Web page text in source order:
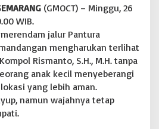
(GMOCT) – Minggu, 26
WIB.
jalur Pantura
mengharukan terlihat
Rismanto, S.H., M.H. tanpa
anak kecil menyeberangi
yang lebih aman.
namun wajahnya tetap